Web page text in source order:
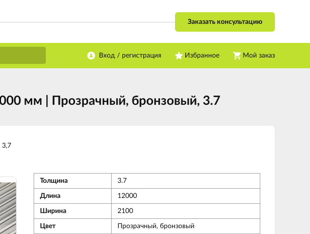
Вход / регистрация Избранное Мой заказ
Заказать консультацию
мм | Прозрачный, бронзовый, 3.7
3,7
Толщина 3.7
Длина 12000
Ширина 2100
Цвет Прозрачный, бронзовый